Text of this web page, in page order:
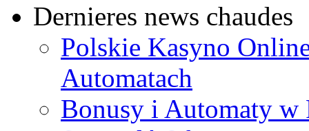
Dernieres news chaudes
Polskie Kasyno
Automatach
Bonusy i Automaty w